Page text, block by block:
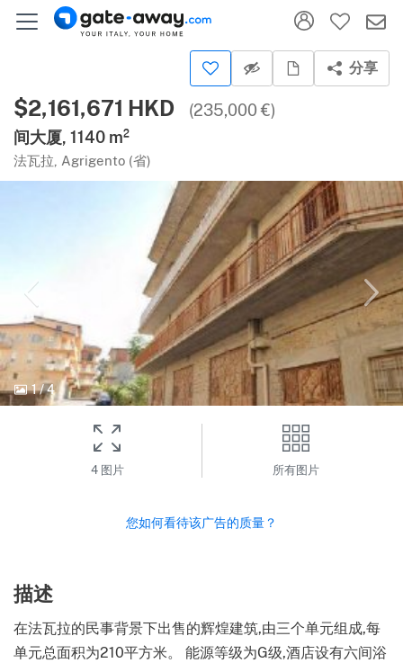
分享
$2,161,671 HKD
(235,000 €)
间大厦, 1140 m²
法瓦拉, Agrigento (省)
1/4
4 图片 所有图片
您如何看待该广告的质量？
描述
在法瓦拉的民事背景下出售的辉煌建筑,由三个单元组成,每
单元总面积为210平方米。 能源等级为G级,酒店设有六间浴